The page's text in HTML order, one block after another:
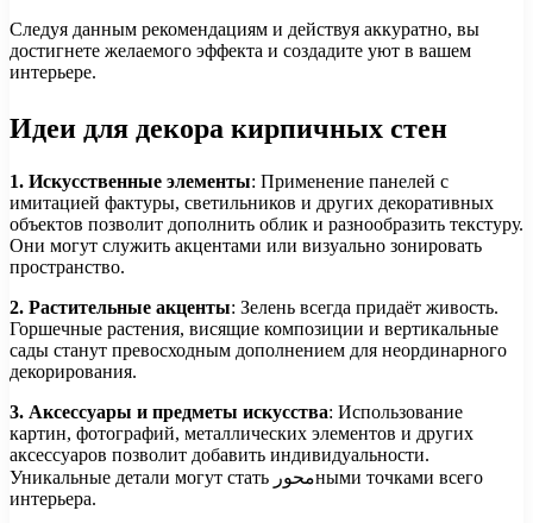
Следуя данным рекомендациям и действуя аккуратно, вы
достигнете желаемого эффекта и создадите уют в вашем
интерьере.
Идеи для декора кирпичных стен
1. Искусственные элементы: Применение панелей с
имитацией фактуры, светильников и других декоративных
объектов позволит дополнить облик и разнообразить текстуру.
Они могут служить акцентами или визуально зонировать
пространство.
2. Растительные акценты: Зелень всегда придаёт живость.
Горшечные растения, висящие композиции и вертикальные
сады станут превосходным дополнением для неординарного
декорирования.
3. Аксессуары и предметы искусства: Использование
картин, фотографий, металлических элементов и других
аксессуаров позволит добавить индивидуальности.
Уникальные детали могут стать محورными точками всего
интерьера.